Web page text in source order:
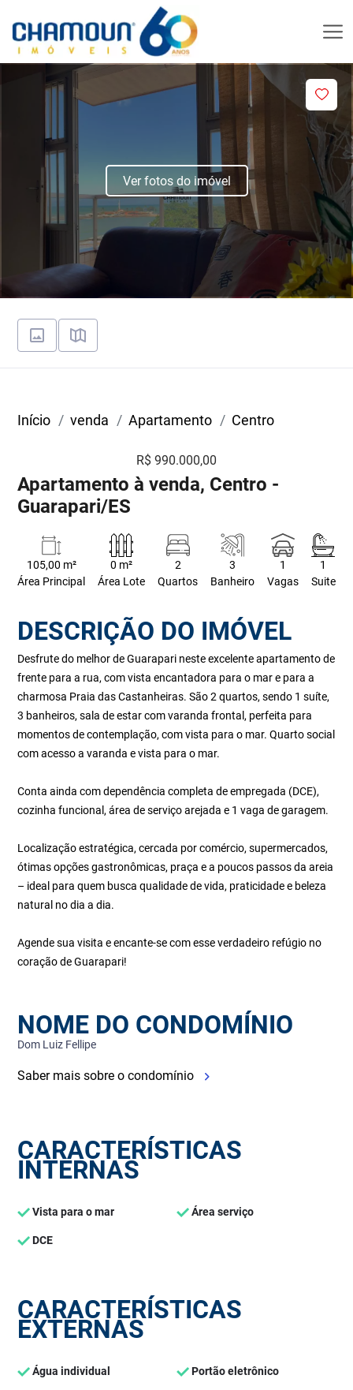
Ver fotos do imóvel
Início venda Apartamento Centro
R$ 990.000,00
Apartamento à venda, Centro -
Guarapari/ES
105,00 m²
Área Principal
0 m²
Área Lote
2
Quartos
3
Banheiro
1
Vagas
1
Suite
DESCRIÇÃO DO IMÓVEL
Desfrute do melhor de Guarapari neste excelente apartamento de
frente para a rua, com vista encantadora para o mar e para a
charmosa Praia das Castanheiras. São 2 quartos, sendo 1 suíte,
3 banheiros, sala de estar com varanda frontal, perfeita para
momentos de contemplação, com vista para o mar. Quarto social
com acesso a varanda e vista para o mar.
Conta ainda com dependência completa de empregada (DCE),
cozinha funcional, área de serviço arejada e 1 vaga de garagem.
Localização estratégica, cercada por comércio, supermercados,
ótimas opções gastronômicas, praça e a poucos passos da areia
– ideal para quem busca qualidade de vida, praticidade e beleza
natural no dia a dia.
Agende sua visita e encante-se com esse verdadeiro refúgio no
coração de Guarapari!
NOME DO CONDOMÍNIO
Dom Luiz Fellipe
Saber mais sobre o condomínio
CARACTERÍSTICAS
INTERNAS
Vista para o mar Área serviço
DCE
CARACTERÍSTICAS
EXTERNAS
Água individual Portão eletrônico